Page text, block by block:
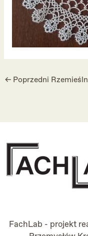
← Poprzedni
FachLab - projekt